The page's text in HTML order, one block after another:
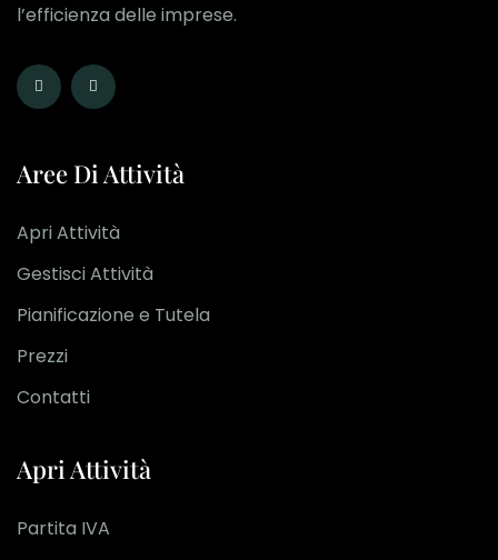
l’efficienza delle imprese.
Aree Di Attività
Apri Attività
Gestisci Attività
Pianificazione e Tutela
Prezzi
Contatti
Apri Attività
Partita IVA